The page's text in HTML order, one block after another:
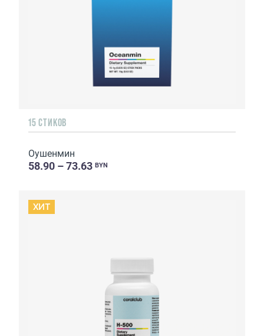
15 СТИКОВ
Оушенмин
58.90 – 73.63 BYN
ХИТ